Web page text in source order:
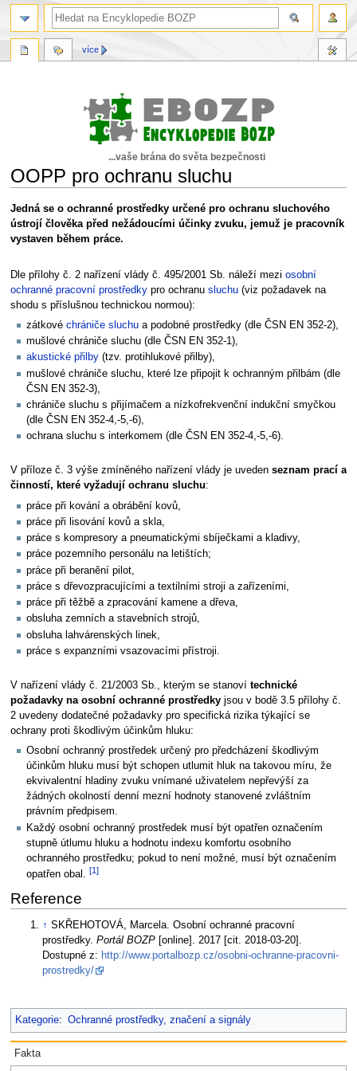
...vaše brána do světa bezpečnosti
OOPP pro ochranu sluchu
Skočit
na
navigaci
Skočit
na
vyhledávání
Jedná se o ochranné prostředky určené pro ochranu sluchového
ústrojí člověka před nežádoucími účinky zvuku, jemuž je pracovník
vystaven během práce.
Dle přílohy č. 2 nařízení vlády č. 495/2001 Sb. náleží mezi osobní
ochranné pracovní prostředkypro ochranu sluchu(viz požadavek na
shodu s příslušnou technickou normou):
zátkové chrániče sluchu a podobné prostředky (dle ČSN EN 352-2),
mušlové chrániče sluchu (dle ČSN EN 352-1),
akustické přilby (tzv. protihlukové přilby),
mušlové chrániče sluchu, které lze připojit k ochranným přilbám (dle
ČSN EN 352-3),
chrániče sluchu s přijímačem a nízkofrekvenční indukční smyčkou
(dle ČSN EN 352-4,-5,-6),
ochrana sluchu s interkomem (dle ČSN EN 352-4,-5,-6).
V příloze č. 3 výše zmíněného nařízení vlády je uveden seznam prací a
činností, které vyžadují ochranu sluchu:
práce při kování a obrábění kovů,
práce při lisování kovů a skla,
práce s kompresory a pneumatickými sbíječkami a kladivy,
práce pozemního personálu na letištích;
práce při beranění pilot,
práce s dřevozpracujícími a textilními stroji a zařízeními,
práce při těžbě a zpracování kamene a dřeva,
obsluha zemních a stavebních strojů,
obsluha lahvárenských linek,
práce s expanzními vsazovacími přístroji.
V nařízení vlády č. 21/2003 Sb., kterým se stanoví technické
požadavky na osobní ochranné prostředkyjsou v bodě 3.5 přílohy č.
2 uvedeny dodatečné požadavky pro specifická rizika týkající se
ochrany proti škodlivým účinkům hluku:
Osobní ochranný prostředek určený pro předcházení škodlivým
účinkům hluku musí být schopen utlumit hluk na takovou míru, že
ekvivalentní hladiny zvuku vnímané uživatelem nepřevýší za
žádných okolností denní mezní hodnoty stanovené zvláštním
právním předpisem.
Každý osobní ochranný prostředek musí být opatřen označením
stupně útlumu hluku a hodnotu indexu komfortu osobního
ochranného prostředku; pokud to není možné, musí být označením
opatřen obal. [1]
Reference
↑ SKŘEHOTOVÁ, Marcela. Osobní ochranné pracovní
prostředky.Portál BOZP [online]. 2017 [cit. 2018-03-20].
Dostupné z: http://www.portalbozp.cz/osobni-ochranne-pracovni-
prostredky/
Kategorie: Ochranné prostředky, značení a signály
Fakta
více